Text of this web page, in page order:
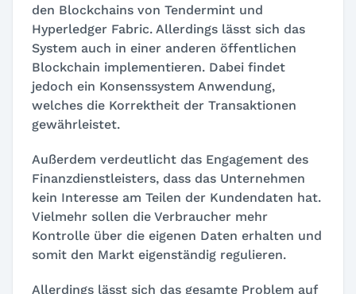
den Blockchains von Tendermint und
Hyperledger Fabric. Allerdings lässt sich das
System auch in einer anderen öffentlichen
Blockchain implementieren. Dabei findet
jedoch ein Konsenssystem Anwendung,
welches die Korrektheit der Transaktionen
gewährleistet.
Außerdem verdeutlicht das Engagement des
Finanzdienstleisters, dass das Unternehmen
kein Interesse am Teilen der Kundendaten hat.
Vielmehr sollen die Verbraucher mehr
Kontrolle über die eigenen Daten erhalten und
somit den Markt eigenständig regulieren.
Allerdings lässt sich das gesamte Problem auf